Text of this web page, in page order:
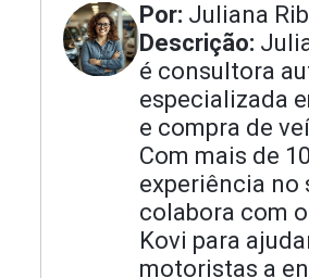
Por: Juliana
Descrição:
é consultora
especializada
e compra de
Com mais de
experiência no
colabora com
Kovi para
motoristas a